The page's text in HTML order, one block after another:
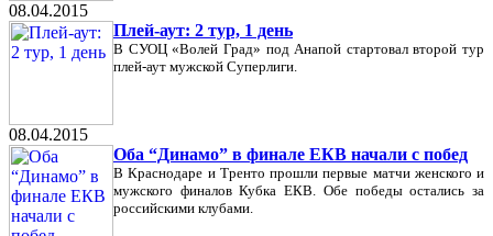
08.04.2015
Плей-аут: 2 тур, 1 день
В СУОЦ «Волей Град» под Анапой стартовал второй тур
плей-аут мужской Суперлиги.
08.04.2015
Оба “Динамо” в финале ЕКВ начали с побед
В Краснодаре и Тренто прошли первые матчи женского и
мужского финалов Кубка ЕКВ. Обе победы остались за
российскими клубами.